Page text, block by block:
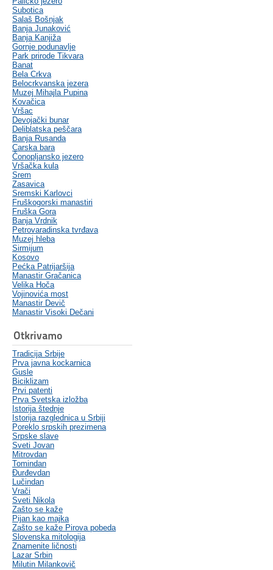
Subotica
Salaš Bošnjak
Banja Junaković
Banja Kanjiža
Gornje podunavlje
Park prirode Tikvara
Banat
Bela Crkva
Belocrkvanska jezera
Muzej Mihajla Pupina
Kovačica
Vršac
Devojački bunar
Deliblatska peščara
Banja Rusanda
Carska bara
Čonopljansko jezero
Vršačka kula
Srem
Zasavica
Sremski Karlovci
Fruškogorski manastiri
Fruška Gora
Banja Vrdnik
Petrovaradinska tvrđava
Muzej hleba
Sirmijum
Kosovo
Pećka Patrijaršija
Manastir Gračanica
Velika Hoča
Vojinovića most
Manastir Devič
Manastir Visoki Dečani
Otkrivamo
Tradicija Srbije
Prva javna kockarnica
Gusle
Biciklizam
Prvi patenti
Prva Svetska izložba
Istorija štednje
Istorija razglednica u Srbiji
Poreklo srpskih prezimena
Srpske slave
Sveti Jovan
Mitrovdan
Tomindan
Đurđevdan
Lučindan
Vrači
Sveti Nikola
Zašto se kaže
Pijan kao majka
Zašto se kaže Pirova pobeda
Slovenska mitologija
Znamenite ličnosti
Lazar Srbin
Milutin Milankovič